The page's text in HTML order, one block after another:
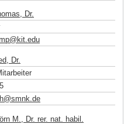
Dr.
@ kit.edu
Dr.
@smnk.de
M., Dr. rer. nat. habil.